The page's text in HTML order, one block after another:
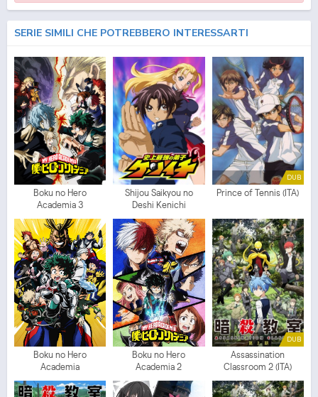
SERIE SIMILI CHE POTREBBERO INTERESSARTI
Boku no Hero
Academia 3
Shijou Saikyou no
Deshi Kenichi
DUB
Prince of Tennis (ITA)
Boku no Hero
Academia
Boku no Hero
Academia 2
DUB
Assassination
Classroom 2 (ITA)